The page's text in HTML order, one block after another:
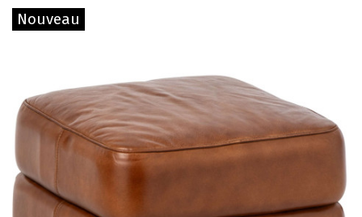
Nouveau